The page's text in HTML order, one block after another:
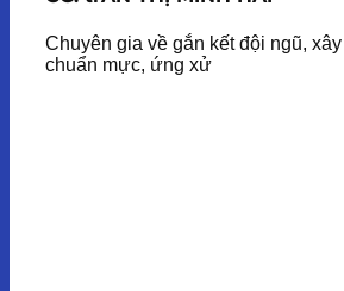
Chuyên gia về gắn kết đội ngũ,
chuẩn mực, ứng xử